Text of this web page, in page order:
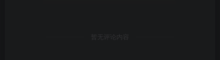
暂无评论内容